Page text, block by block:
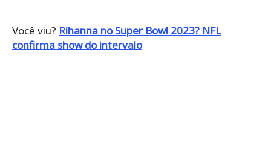
Você viu? Rihanna no Super Bowl 2023? NFL
confirma show do intervalo